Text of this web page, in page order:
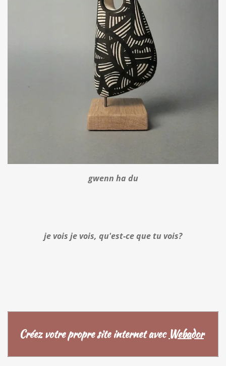
gwenn ha du
je vois je vois, qu'est-ce que tu vois?
Créez votre propre site internet avec Webador